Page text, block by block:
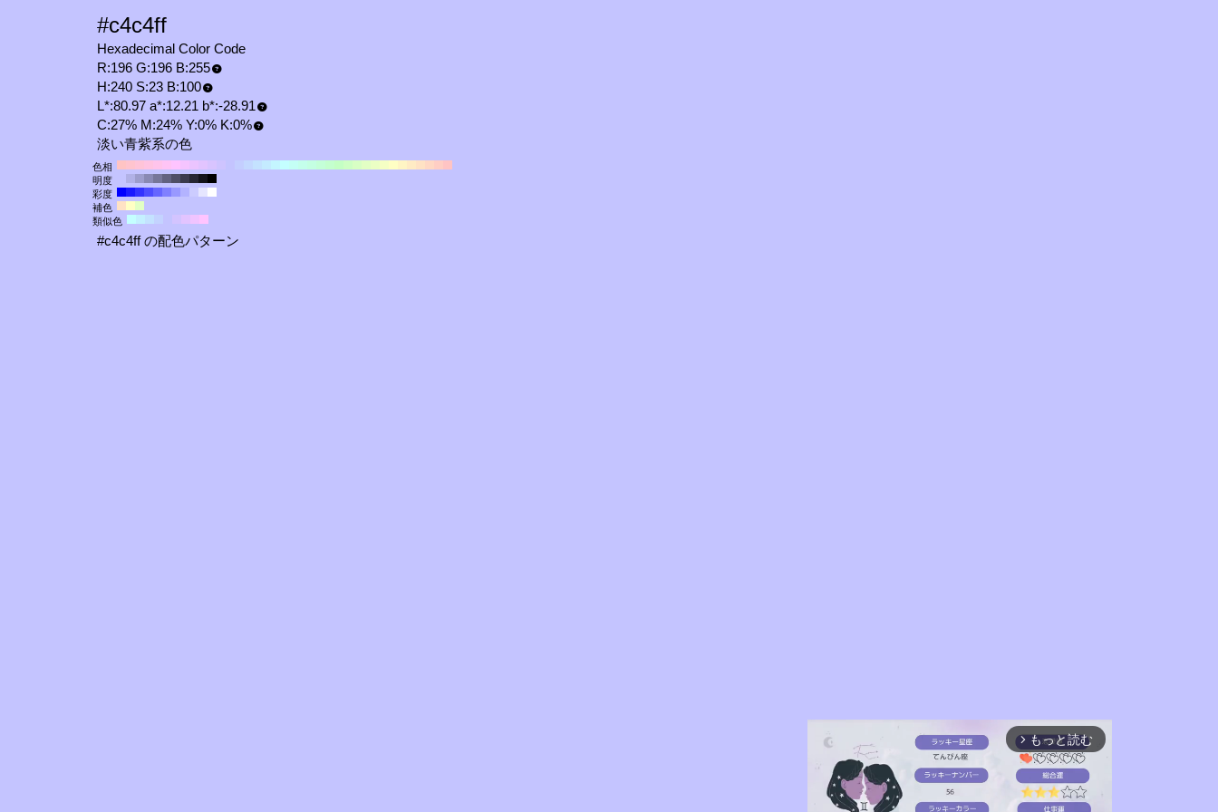
#c4c4ff
Hexadecimal Color Code
R:196 G:196 B:255
H:240 S:23 B:100
L*:80.97 a*:12.21 b*:-28.91
C:27% M:24% Y:0% K:0%
淡い青紫系の色
色相
明度
彩度
補色
類似色
#c4c4ff の配色パターン
arrow_forward_ios もっと読む